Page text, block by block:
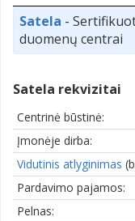
Satela -
duomenų centrai
Satela rekvizitai
Centrinė būstinė:
Įmonėje dirba:
Vidutinis atlyginimas
Pardavimo pajamos:
Pelnas: